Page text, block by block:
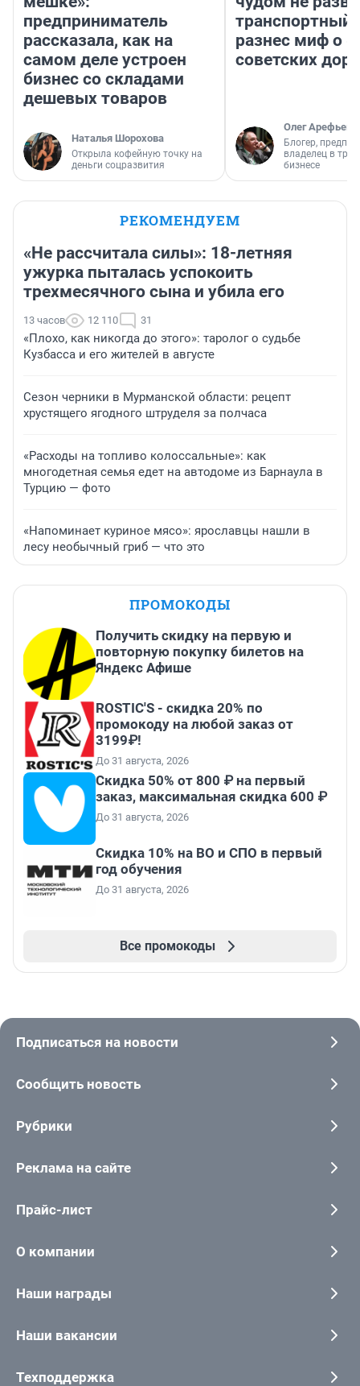
предприниматель
рассказала, как на
самом деле устроен
бизнес со складами
дешевых товаров
Наталья Шорохова
Открыла кофейную точку на
деньги соцразвития
транспортный
разнес миф о
советских
Олег Арефьев
Блогер,
владелец в
бизнесе
РЕКОМЕНДУЕМ
«Не рассчитала силы»: 18-летняя
ужурка пыталась успокоить
трехмесячного сына и убила его
13 часов 12 110 31
«Плохо, как никогда до этого»: таролог о судьбе
Кузбасса и его жителей в августе
Сезон черники в Мурманской области: рецепт
хрустящего ягодного штруделя за полчаса
«Расходы на топливо колоссальные»: как
многодетная семья едет на автодоме из Барнаула в
Турцию — фото
«Напоминает куриное мясо»: ярославцы нашли в
лесу необычный гриб — что это
ПРОМОКОДЫ
Получить скидку на первую и
повторную покупку билетов на
Яндекс Афише
ROSTIC'S - скидка 20% по
промокоду на любой заказ от
3199₽!
До 31 августа, 2026
Скидка 50% от 800 ₽ на первый
заказ, максимальная скидка 600 ₽
До 31 августа, 2026
Скидка 10% на ВО и СПО в первый
год обучения
До 31 августа, 2026
Все промокоды
Подписаться на новости
Сообщить новость
Рубрики
Реклама на сайте
Прайс-лист
О компании
Наши награды
Наши вакансии
Техподдержка